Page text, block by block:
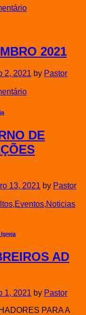
2021
2, 2021 by Pastor
DE
13, 2021 by Pastor
,Eventos,Noticias
AD
1, 2021 by Pastor
PARA A